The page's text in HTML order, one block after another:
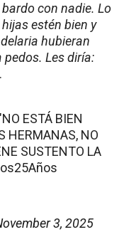
con nadie. Lo
estén bien y
hubieran
Les diría:
ESTÁ BIEN
HERMANAS, NO
SUSTENTO LA
3, 2025